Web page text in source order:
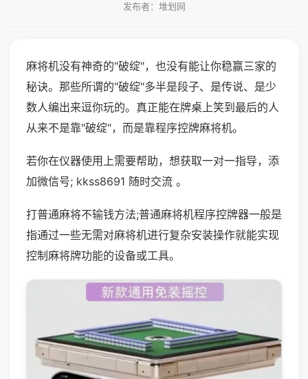
发布者：堆划网
麻将机没有神奇的"破绽"，也没有能让你稳赢三家的
秘诀。那些所谓的"破绽"多半是段子、是传说、是少
数人编出来逗你玩的。真正能在牌桌上笑到最后的人
从来不是靠"破绽"，而是靠程序控牌麻将机。
若你在仪器使用上需要帮助，想获取一对一指导，添
加微信号; kkss8691 随时交流 。
打普通麻将不输钱方法;普通麻将机程序控牌器一般是
指通过一些无需对麻将机进行复杂安装操作就能实现
控制麻将牌功能的设备或工具。